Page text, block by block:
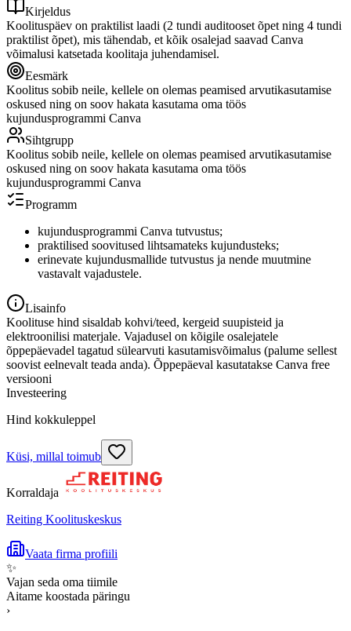
Kirjeldus
Koolituspäev on praktilist laadi (2 tundi auditooset õpet ning 4 tundi
praktilist õpet), mis tähendab, et kõik osalejad saavad Canva
võimalusi katsetada koolitaja juhendamisel.
Eesmärk
Koolitus sobib neile, kellele on olemas peamised arvutikasutamise
oskused ning on soov hakata kasutama oma töös
kujundusprogrammi Canva
Sihtgrupp
Koolitus sobib neile, kellele on olemas peamised arvutikasutamise
oskused ning on soov hakata kasutama oma töös
kujundusprogrammi Canva
Programm
kujundusprogrammi Canva tutvustus;
praktilised soovitused lihtsamateks kujundusteks;
erinevate kujundusmallide tutvustus ja nende muutmine
vastavalt vajadustele.
Lisainfo
Koolituse hind sisaldab kohvi/teed, kergeid suupisteid ja
elektroonilisi materjale. Vajadusel on kõigile osalejatele
õppepäevadel tagatud sülearvuti kasutamisvõimalus (palume sellest
soovist eelnevalt teada anda). Õppepäeval kasutatakse Canva free
versiooni
Investeering
Hind kokkuleppel
Küsi, millal toimub
Korraldaja
Reiting Koolituskeskus
Vaata firma profiili
✨
Vajan seda oma tiimile
Aitame koostada päringu
›